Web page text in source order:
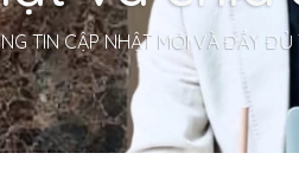
TIN CẬP NHẬT MỚI VÀ ĐẦY